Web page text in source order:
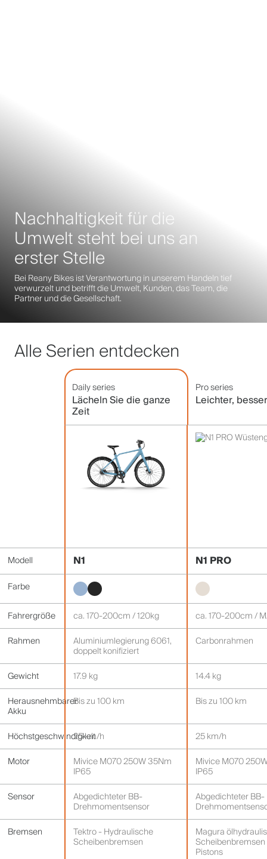
Nachhaltigkeit für die
Umwelt steht bei uns an
erster Stelle
Bei Reany Bikes ist Verantwortung in unserem Handeln tief
verwurzelt und betrifft die Umwelt, Kunden, das Team, die
Partner und die Gesellschaft.
Alle Serien entdecken
Daily series
Lächeln Sie die ganze
Zeit
Pro series
Leichter, besser
Modell N1 N1 PRO
Farbe
Fahrergröße ca. 170-200cm / 120kg
ca. 170-200cm /
Rahmen
Aluminiumlegierung 6061,
doppelt konifiziert
Carbonrahmen
Gewicht 17.9 kg
14.4 kg
Herausnehmbarer
Akku
Bis zu 100 km Bis zu 100 km
Höchstgeschwindigkeit
25 km/h
25 km/h
Motor
Mivice M070 250W 35Nm
IP65
Mivice M070
IP65
Sensor
Abgedichteter BB-
Drehmomentsensor
Abgedichteter BB-
Bremsen
Tektro - Hydraulische
Scheibenbremsen
Magura
Scheibenbremsen
Pistons